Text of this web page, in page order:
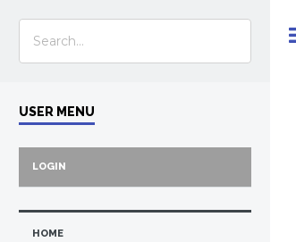
USER MENU
LOGIN
HOME